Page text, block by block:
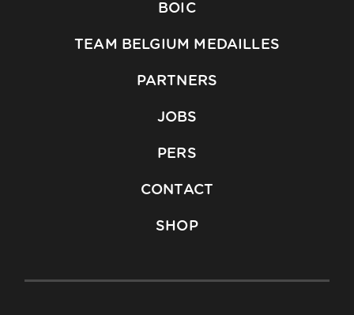
BOIC
TEAM BELGIUM MEDAILLES
PARTNERS
JOBS
PERS
CONTACT
SHOP